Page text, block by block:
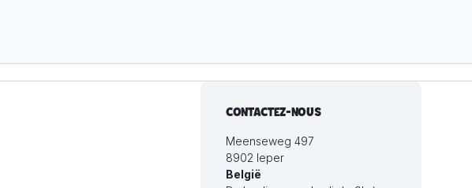
CONTACTEZ-NOUS
Meenseweg 497
8902 Ieper
België